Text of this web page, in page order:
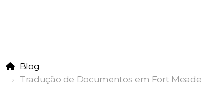
Blog
Tradução de Documentos em Fort Meade